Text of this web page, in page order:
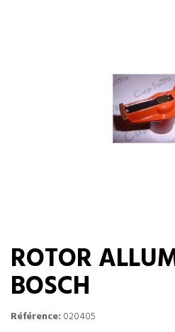
ROTOR
BOSCH
Référence: 020405